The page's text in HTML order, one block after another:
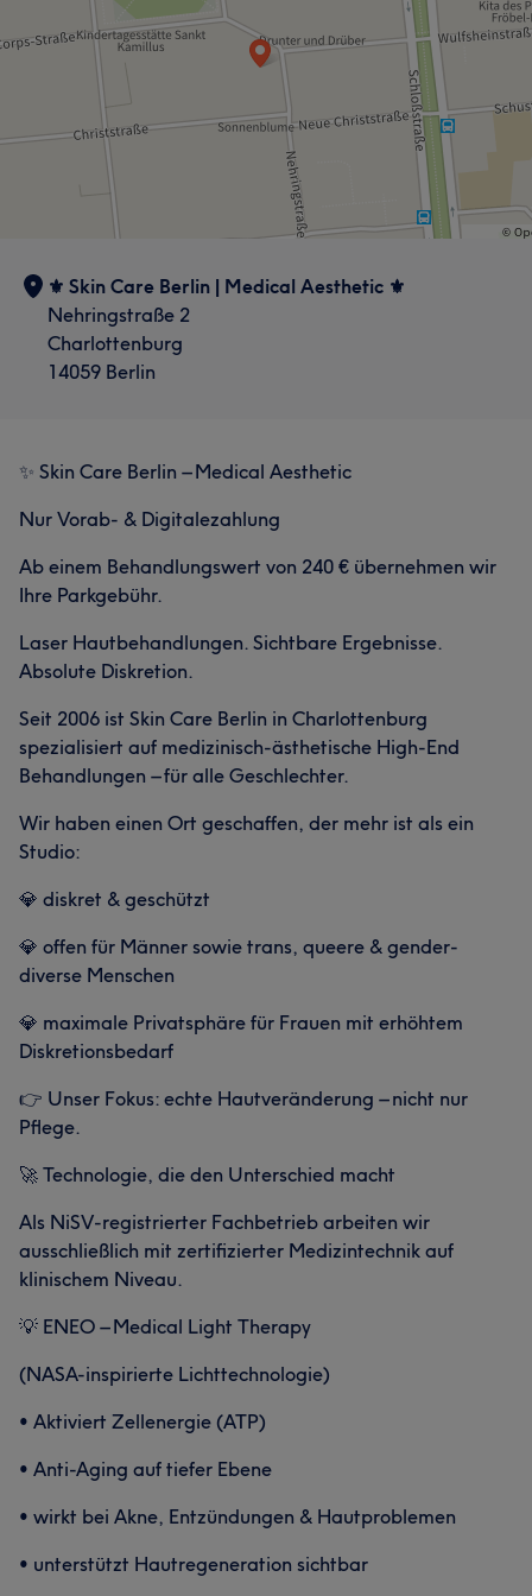
⚜️ Skin Care Berlin | Medical Aesthetic ⚜️
Nehringstraße 2
Charlottenburg
14059 Berlin
✨ Skin Care Berlin – Medical Aesthetic
Nur Vorab- & Digitalezahlung
Ab einem Behandlungswert von 240 € übernehmen wir
Ihre Parkgebühr.
Laser Hautbehandlungen. Sichtbare Ergebnisse.
Absolute Diskretion.
Seit 2006 ist Skin Care Berlin in Charlottenburg
spezialisiert auf medizinisch-ästhetische High-End
Behandlungen – für alle Geschlechter.
Wir haben einen Ort geschaffen, der mehr ist als ein
Studio:
💎 diskret & geschützt
💎 offen für Männer sowie trans, queere & gender-
diverse Menschen
💎 maximale Privatsphäre für Frauen mit erhöhtem
Diskretionsbedarf
👉 Unser Fokus: echte Hautveränderung – nicht nur
Pflege.
🚀 Technologie, die den Unterschied macht
Als NiSV-registrierter Fachbetrieb arbeiten wir
ausschließlich mit zertifizierter Medizintechnik auf
klinischem Niveau.
💡 ENEO – Medical Light Therapy
(NASA-inspirierte Lichttechnologie)
• Aktiviert Zellenergie (ATP)
• Anti-Aging auf tiefer Ebene
• wirkt bei Akne, Entzündungen & Hautproblemen
• unterstützt Hautregeneration sichtbar